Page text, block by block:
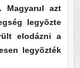
Magyarul azt
legyõzte
elodázni a
legyõzték